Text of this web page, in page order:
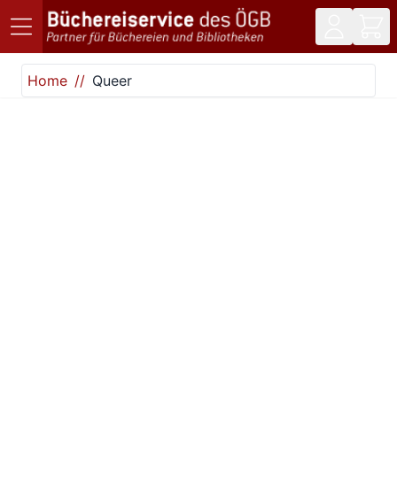
Direkt zum Inhalt
Home
Queer